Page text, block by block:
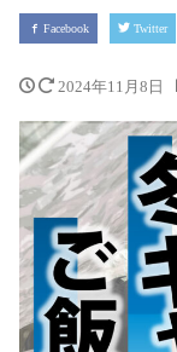
Facebook Twitter
2024年11月8日